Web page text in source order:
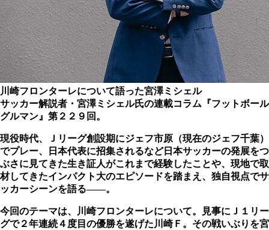
川崎フロンターレについて語った宮澤ミシェル
サッカー解説者・宮澤ミシェル氏の連載コラム『フットボール
グルマン』第２２９回。
現役時代、Ｊリーグ創設期にジェフ市原（現在のジェフ千葉）
でプレー、日本代表に招集されるなど日本サッカーの発展をつ
ぶさに見てきた生き証人がこれまで経験したことや、現地で取
材してきたインパクト大のエピソードを踏まえ、独自視点でサ
ッカーシーンを語る――。
今回のテーマは、川崎フロンターレについて。見事にＪ１リー
グで２年連続４度目の優勝を遂げた川崎Ｆ。その戦いぶりを宮